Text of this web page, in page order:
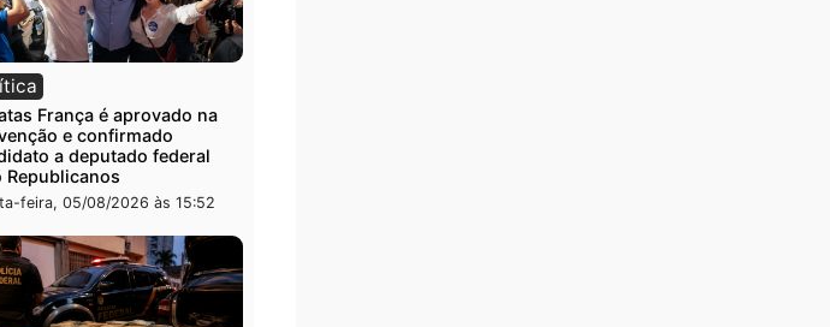
Polícia
Homem é preso com drogas
durante ação da PM no
quinta-feira, 06/08/2026 às 09:02